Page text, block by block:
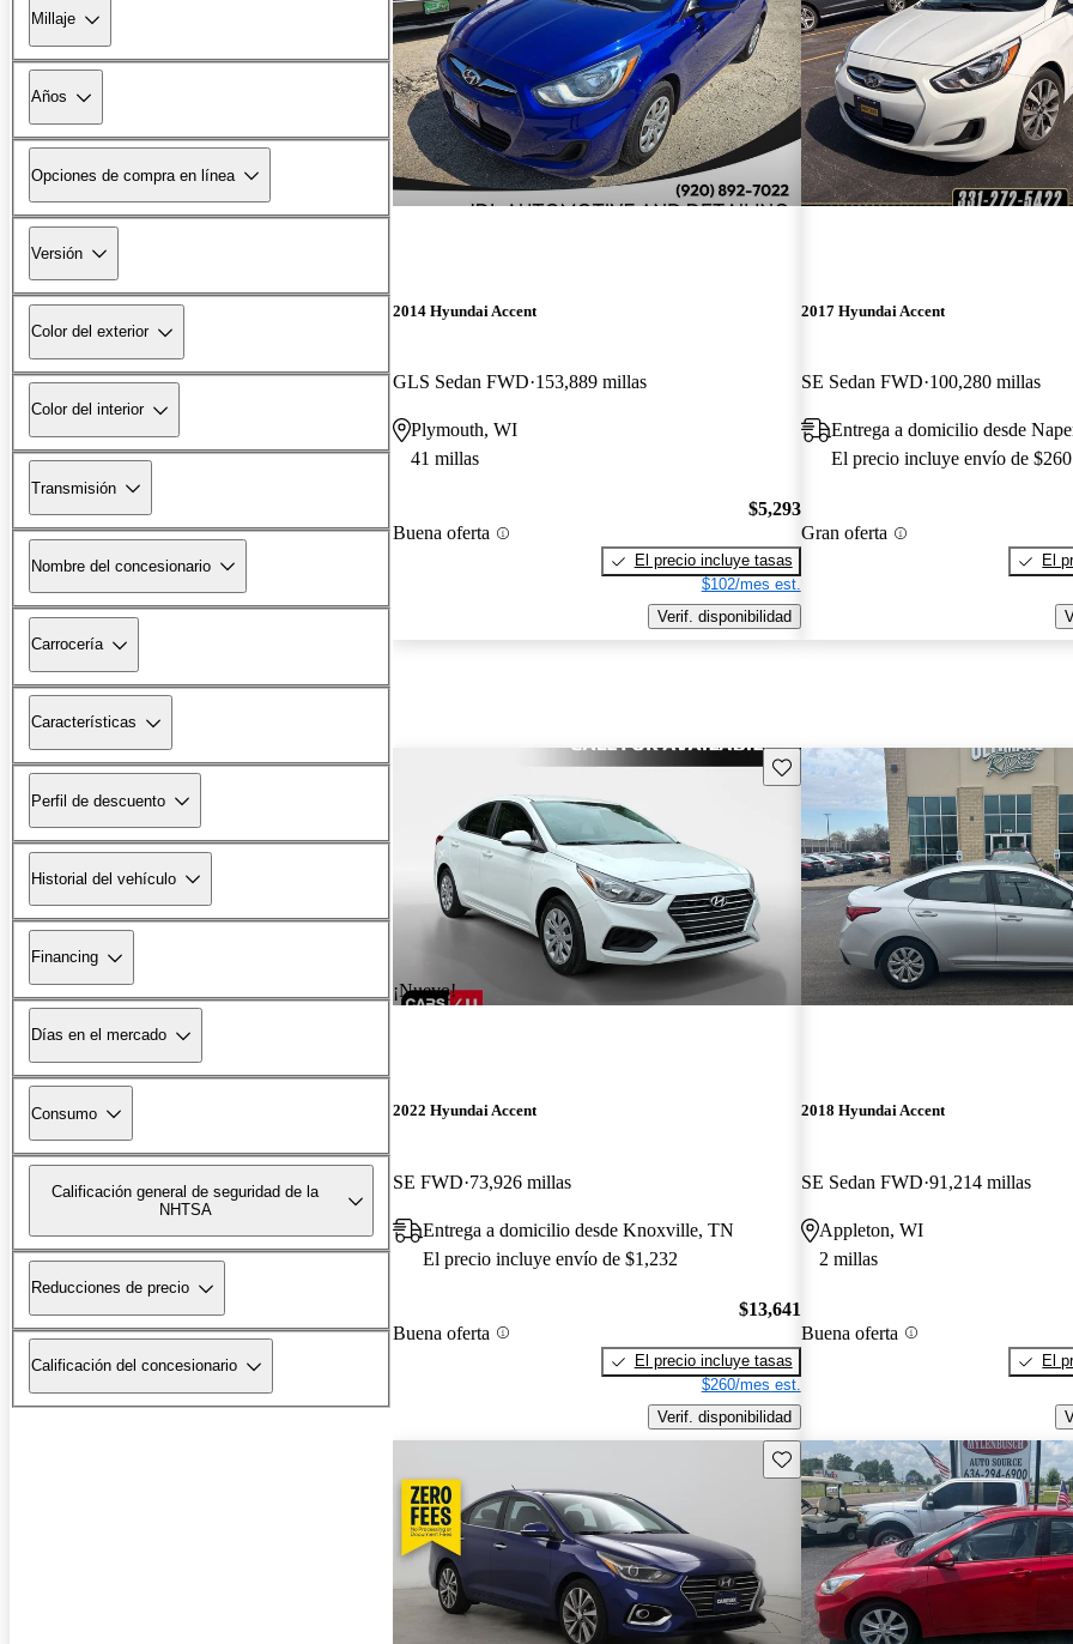
Millaje
Años
Opciones de compra en línea
Versión
Color del exterior
Color del interior
Transmisión
Nombre del concesionario
Carrocería
Características
Perfil de descuento
Historial del vehículo
Financing
Días en el mercado
Consumo
Calificación general de seguridad de la
NHTSA
Reducciones de precio
Calificación del concesionario
2014 Hyundai Accent
GLS Sedan FWD 153,889 millas
Plymouth, WI
41 millas
Buena oferta
$5,293
El precio incluye tasas
$102/mes est.
Verif. disponibilidad
2017 Hyundai Accent
SE Sedan FWD 100,280 millas
Entrega a domicilio desde
El precio incluye envío de $260
Gran oferta
El
¡Nuevo!
Guarda este Aviso
2022 Hyundai Accent
SE FWD 73,926 millas
Entrega a domicilio desde Knoxville, TN
El precio incluye envío de $1,232
Buena oferta
$13,641
El precio incluye tasas
$260/mes est.
Verif. disponibilidad
2018 Hyundai Accent
SE Sedan FWD 91,214 millas
Appleton, WI
2 millas
Buena oferta
El
Guarda este Aviso